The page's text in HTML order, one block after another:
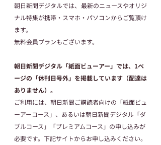
朝日新聞デジタルでは、最新のニュースやオリジ
ナル特集が携帯・スマホ・パソコンからご覧頂け
ます。
無料会員プランもございます。
朝日新聞デジタル「紙面ビューアー」では、1ペ
ージの「休刊日号外」を掲載しています（配達は
ありません）。
ご利用には、朝日新聞ご購読者向けの「紙面ビュ
ーアーコース」、あるいは朝日新聞デジタル「ダ
ブルコース」「プレミアムコース」の申し込みが
必要です。下記サイトからお申し込みください。